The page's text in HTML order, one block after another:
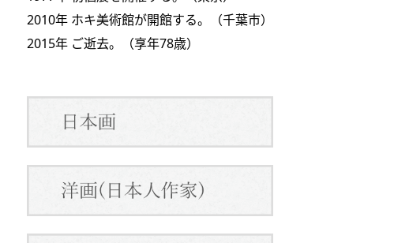
2010年 ホキ美術館が開館する。（千葉市）
2015年 ご逝去。（享年78歳）